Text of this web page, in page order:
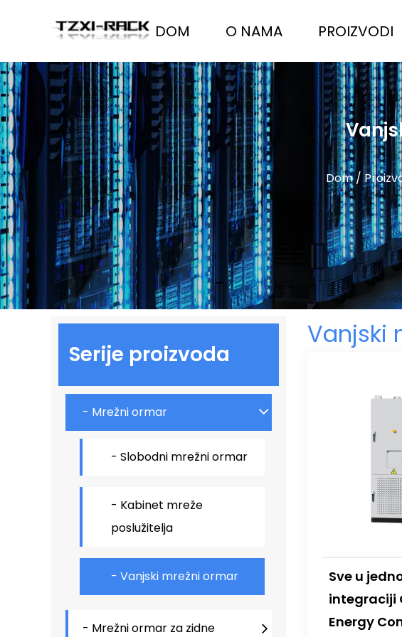
DOM O NAMA PROIZVODI
Dom/
Serije proizvoda
- Mrežni ormar
- Slobodni mrežni ormar
- Kabinet mreže
poslužitelja
- Vanjski mrežni ormar
- Mrežni ormar za zidne
Vanjski
Sve u
integraciji
Energy